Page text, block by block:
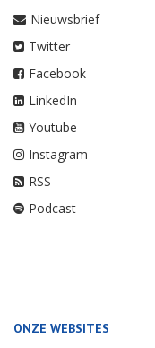
Nieuwsbrief
Twitter
Facebook
LinkedIn
Youtube
Instagram
RSS
Podcast
ONZE WEBSITES